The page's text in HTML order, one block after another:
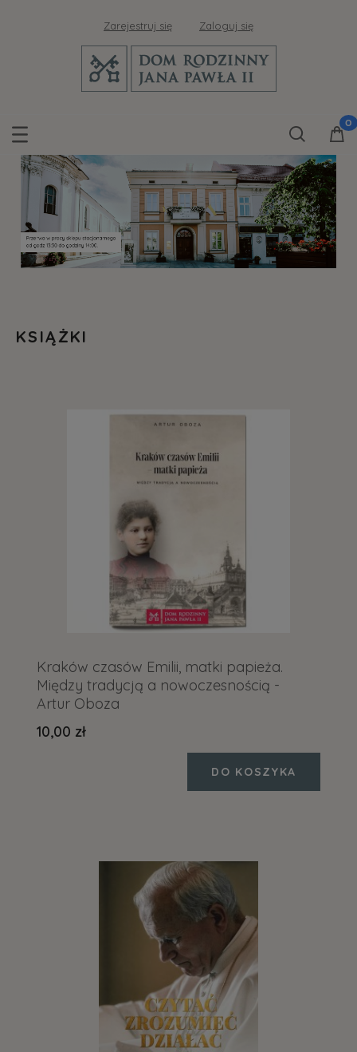
Zarejestruj się Zaloguj się
KSIĄŻKI
Kraków czasów Emilii, matki papieża.
Między tradycją a nowoczesnością -
Artur Oboza
10,00 zł
DO KOSZYKA